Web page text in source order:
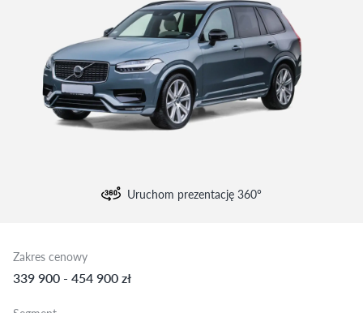
Uruchom prezentację 360°
Zakres cenowy
339 900 - 454 900 zł